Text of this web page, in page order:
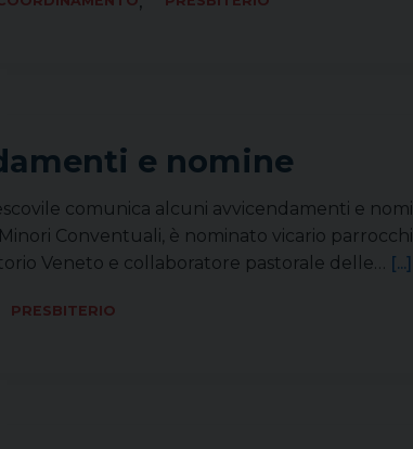
e nomine
comunica alcuni avvicendamenti e
Conventuali, è nominato vicario
Veneto e collaboratore pastorale delle… [...]
PRESBITERIO